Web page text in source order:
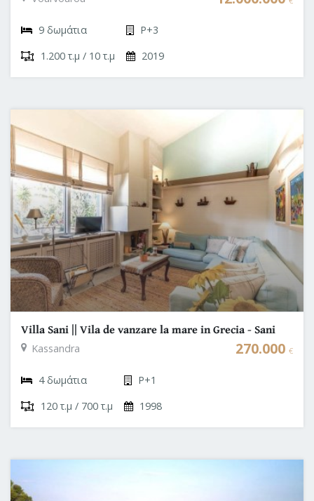
9 δωμάτια
P+3
1.200 τ.μ / 10 τ.μ
2019
Villa Sani || Vila de vanzare la mare in Grecia - Sani
Halkidiki
Kassandra 270.000 €
4 δωμάτια
P+1
120 τ.μ / 700 τ.μ
1998